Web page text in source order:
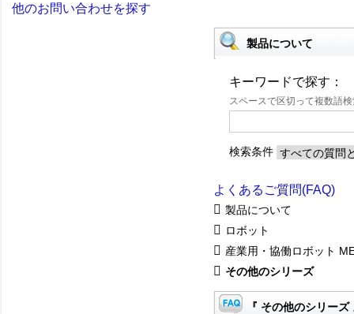
他のお問い合わせを探す
製品について
キーワードで探す：
スペースで区切って複数語
検索条件
よくあるご質問(FAQ)
製品について
ロボット
産業用・協働ロボット
その他のシリーズ
『 その他のシリー